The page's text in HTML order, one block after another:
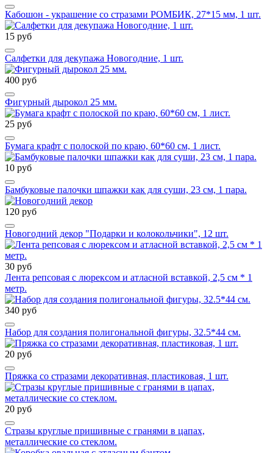
Кабошон - украшение со стразами РОМБИК, 27*15 мм, 1 шт.
15 руб
Салфетки для декупажа Новогодние, 1 шт.
400 руб
Фигурный дырокол 25 мм.
25 руб
Бумага крафт с полоской по краю, 60*60 см, 1 лист.
10 руб
Бамбуковые палочки шпажки как для суши, 23 см, 1 пара.
120 руб
Новогодний декор "Подарки и колокольчики", 12 шт.
30 руб
Лента репсовая с люрексом и атласной вставкой, 2,5 см * 1
метр.
340 руб
Набор для создания полигональной фигуры, 32.5*44 см.
20 руб
Пряжка со стразами декоративная, пластиковая, 1 шт.
20 руб
Стразы круглые пришивные с гранями в цапах,
металлические со стеклом.